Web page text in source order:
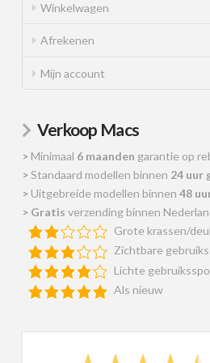
Winkelwagen
Afrekenen
Mijn account
Verkoop Macs
>Minimaal 6 maanden garantie op
>Standaard modellen binnen 24 uur
>Uitgebreide modellen binnen 48
>Gratis verzending binnen
Grote krassen/
Zichtbare
Lichte
Als nieuw